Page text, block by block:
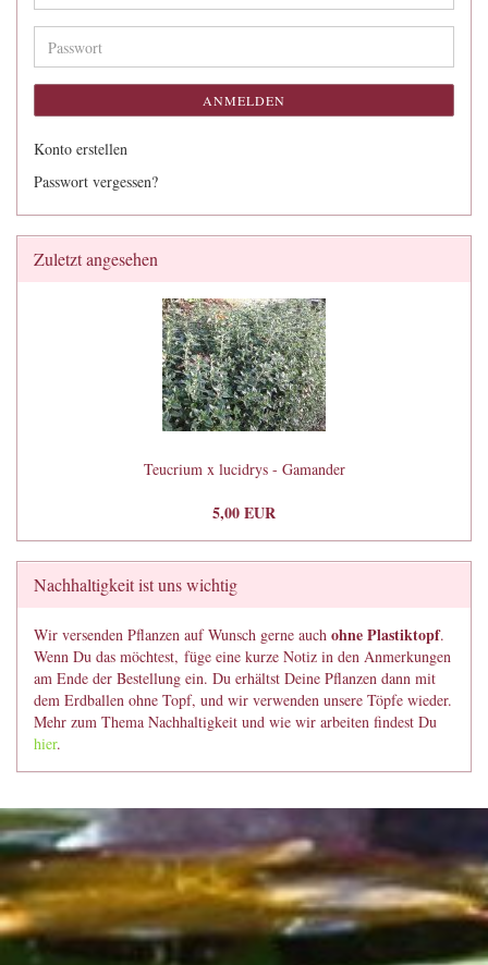
Mail-
Adresse
Passwort
ANMELDEN
Konto erstellen
Passwort vergessen?
Zuletzt angesehen
Teucrium x lucidrys - Gamander
5,00 EUR
Nachhaltigkeit ist uns wichtig
Wir versenden Pflanzen auf Wunsch gerne auch ohne Plastiktopf.
Wenn Du das möchtest, füge eine kurze Notiz in den Anmerkungen
am Ende der Bestellung ein. Du erhältst Deine Pflanzen dann mit
dem Erdballen ohne Topf, und wir verwenden unsere Töpfe wieder.
Mehr zum Thema Nachhaltigkeit und wie wir arbeiten findest Du
hier.